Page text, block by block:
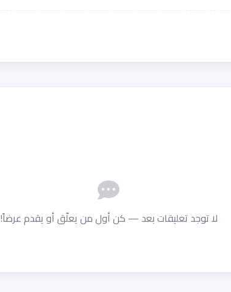
لا توجد تعليقات بعد — كن أول من يعلّق أو يقدم عرضاً!